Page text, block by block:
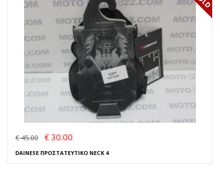
€ 45.00 € 30.00
DAINESE ΠΡΟΣΤΑΤΕΥΤΙΚΟ NECK 4